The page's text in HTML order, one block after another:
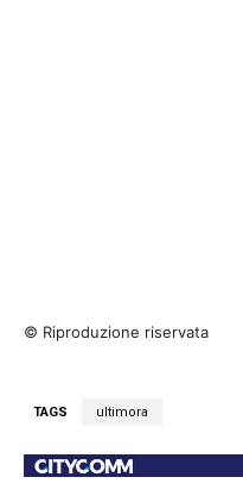
© Riproduzione riservata
TAGS ultimora